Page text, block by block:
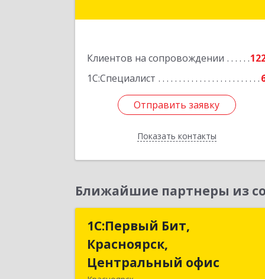
Клиентов на сопровождении
1С:Специалист
Отправить заявку
Показать контакты
Отправить заявку
Назад
Ближайшие партнеры из
1С:Первый Бит,
Красноярск,
Центральный офис
1С:Первый Бит,
Центральный офис